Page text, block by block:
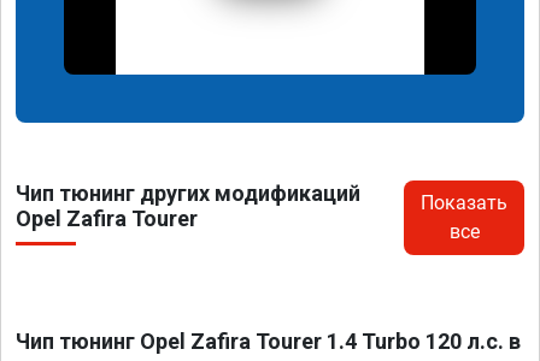
Чип тюнинг других модификаций
Opel Zafira Tourer
Показать
все
Чип тюнинг Opel Zafira Tourer 1.4 Turbo 120 л.с. в